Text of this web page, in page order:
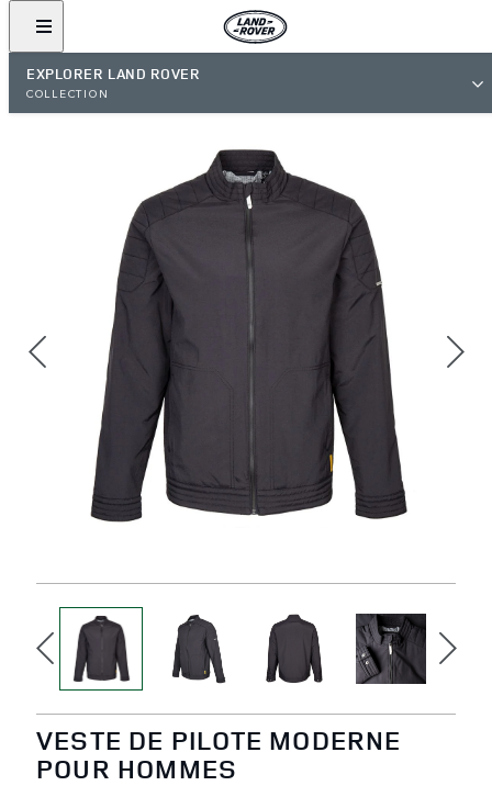
EXPLORER LAND ROVER
COLLECTION
VESTE DE PILOTE MODERNE
POUR HOMMES